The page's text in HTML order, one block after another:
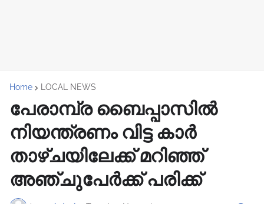
Home LOCAL NEWS
പേരാമ്പ്ര ബൈപ്പാസിൽ
നിയന്ത്രണം വിട്ട കാർ
താഴ്ചയിലേക്ക് മറിഞ്ഞ്
അഞ്ചുപേർക്ക് പരിക്ക്